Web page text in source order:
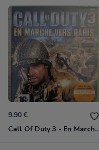
9.90 €
Call Of Duty 3 - En